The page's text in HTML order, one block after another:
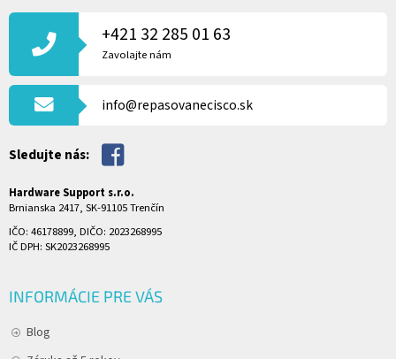
Á
T
+421 32 285 01 63
Zavolajte nám
info@repasovanecisco.sk
Sledujte nás:
Hardware Support s.r.o.
Brnianska 2417, SK-91105 Trenčín
IČO: 46178899, DIČO: 2023268995
IČ DPH: SK2023268995
INFORMÁCIE PRE VÁS
Blog